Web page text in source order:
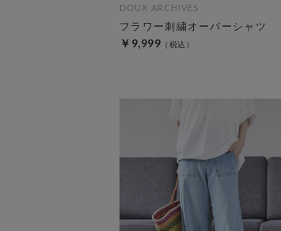
DOUX ARCHIVES
フラワー刺繍オーバーシャツ
￥9,999